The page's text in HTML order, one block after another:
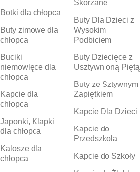
Botki dla chłopca
Buty zimowe dla
chłopca
Buciki
niemowlęce dla
chłopca
Kapcie dla
chłopca
Japonki, Klapki
dla chłopca
Kalosze dla
chłopca
Skórzane
Buty Dla Dzieci z
Wysokim
Podbiciem
Buty Dziecięce z
Usztywnioną Piętą
Buty ze Sztywnym
Zapiętkiem
Kapcie Dla Dzieci
Kapcie do
Przedszkola
Kapcie do Szkoły